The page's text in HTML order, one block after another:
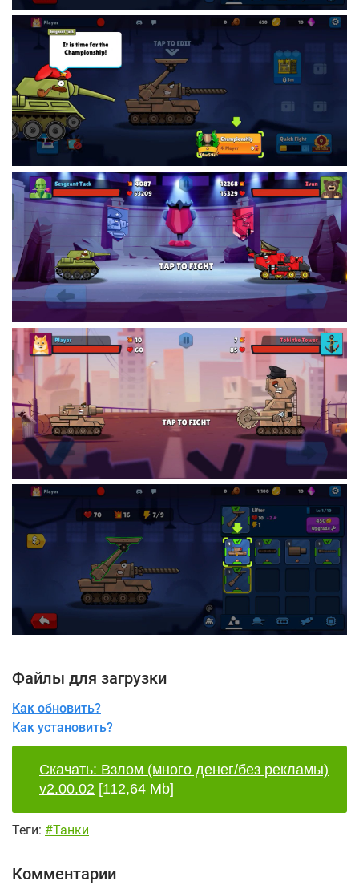
Файлы для загрузки
Как обновить?
Как установить?
Скачать: Взлом (много денег/без рекламы)
v2.00.02 [112,64 Mb]
Теги: #Танки
Комментарии